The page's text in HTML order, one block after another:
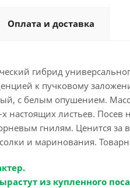
Оплата и доставка
гибрид
к пучковому
с белым опушением.
листьев. Посев
гнилям. Ценится за
и маринования.
из купленного